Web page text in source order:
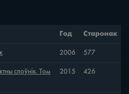
Год Старонак
2006 577
слоўнік. Том
2015 426